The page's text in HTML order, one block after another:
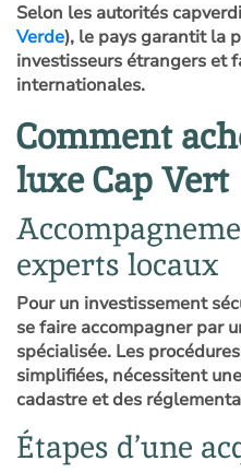
Selon les autorités
Verde), le pays garantit la
investisseurs étrangers et
internationales.
Comment
luxe Cap Vert
experts locaux
Pour un investissement
se faire accompagner par
spécialisée. Les
simplifiées, nécessitent
cadastre et des
Étapes d’une